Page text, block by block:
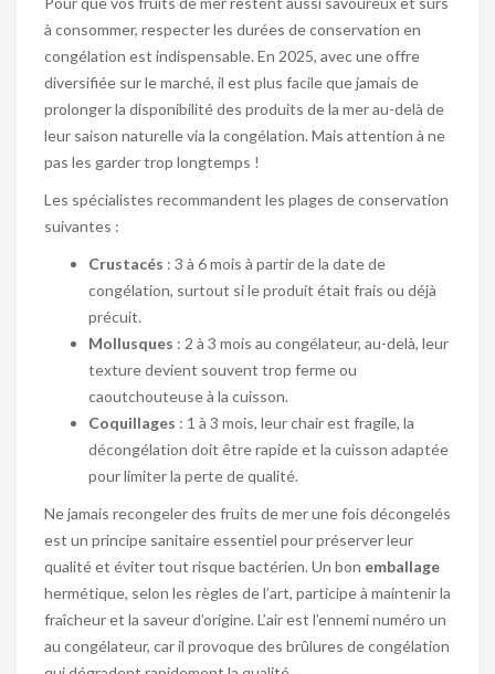
à consommer, respecter les durées de conservation en
congélation est indispensable. En 2025, avec une offre
diversifiée sur le marché, il est plus facile que jamais de
prolonger la disponibilité des produits de la mer au-delà de
leur saison naturelle via la congélation. Mais attention à ne
pas les garder trop longtemps !
Les spécialistes recommandent les plages de conservation
suivantes :
Crustacés : 3 à 6 mois à partir de la date de
congélation, surtout si le produit était frais ou déjà
précuit.
Mollusques : 2 à 3 mois au congélateur, au-delà, leur
texture devient souvent trop ferme ou
caoutchouteuse à la cuisson.
Coquillages : 1 à 3 mois, leur chair est fragile, la
décongélation doit être rapide et la cuisson adaptée
pour limiter la perte de qualité.
Ne jamais recongeler des fruits de mer une fois décongelés
est un principe sanitaire essentiel pour préserver leur
qualité et éviter tout risque bactérien. Un bon emballage
hermétique, selon les règles de l’art, participe à maintenir la
fraîcheur et la saveur d’origine. L’air est l’ennemi numéro un
au congélateur, car il provoque des brûlures de congélation